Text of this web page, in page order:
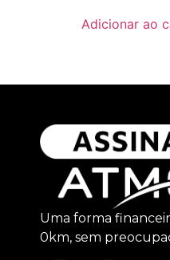
Adicionar ao
Uma forma
0km, sem